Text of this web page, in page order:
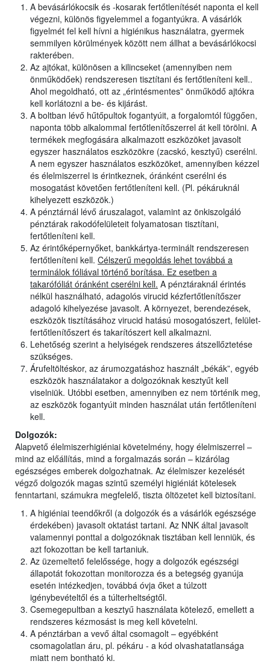
A bevásárlókocsik és -kosarak fertőtlenítését naponta el kell
végezni, különös figyelemmel a fogantyúkra. A vásárlók
figyelmét fel kell hívni a higiénikus használatra, gyermek
semmilyen körülmények között nem állhat a bevásárlókocsi
rakterében.
Az ajtókat, különösen a kilincseket (amennyiben nem
önműködőek) rendszeresen tisztítani és fertőtleníteni kell..
Ahol megoldható, ott az „érintésmentes” önműködő ajtókra
kell korlátozni a be- és kijárást.
A boltban lévő hűtőpultok fogantyúit, a forgalomtól függően,
naponta több alkalommal fertőtlenítőszerrel át kell törölni. A
termékek megfogására alkalmazott eszközöket javasolt
egyszer használatos eszközökre (zacskó, kesztyű) cserélni.
A nem egyszer használatos eszközöket, amennyiben kézzel
és élelmiszerrel is érintkeznek, óránként cserélni és
mosogatást követően fertőtleníteni kell. (Pl. pékáruknál
kihelyezett eszközök.)
A pénztárnál lévő áruszalagot, valamint az önkiszolgáló
pénztárak rakodófelületeit folyamatosan tisztítani,
fertőtleníteni kell.
Az érintőképernyőket, bankkártya-terminált rendszeresen
fertőtleníteni kell. Célszerű megoldás lehet továbbá a
terminálok fóliával történő borítása. Ez esetben a
takarófóliát óránként cserélni kell. A pénztáraknál érintés
nélkül használható, adagolós virucid kézfertőtlenítőszer
adagoló kihelyezése javasolt. A környezet, berendezések,
eszközök tisztításához virucid hatású mosogatószert, felület-
fertőtlenítőszert és takarítószert kell alkalmazni.
Lehetőség szerint a helyiségek rendszeres átszellőztetése
szükséges.
Árufeltöltéskor, az árumozgatáshoz használt „békák”, egyéb
eszközök használatakor a dolgozóknak kesztyűt kell
viselniük. Utóbbi esetben, amennyiben ez nem történik meg,
az eszközök fogantyúit minden használat után fertőtleníteni
kell.
Dolgozók:
Alapvető élelmiszerhigiéniai követelmény, hogy élelmiszerrel –
mind az előállítás, mind a forgalmazás során – kizárólag
egészséges emberek dolgozhatnak. Az élelmiszer kezelését
végző dolgozók magas szintű személyi higiéniát kötelesek
fenntartani, számukra megfelelő, tiszta öltözetet kell biztosítani.
A higiéniai teendőkről (a dolgozók és a vásárlók egészsége
érdekében) javasolt oktatást tartani. Az NNK által javasolt
valamennyi ponttal a dolgozóknak tisztában kell lenniük, és
azt fokozottan be kell tartaniuk.
Az üzemeltető felelőssége, hogy a dolgozók egészségi
állapotát fokozottan monitorozza és a betegség gyanúja
esetén intézkedjen, továbbá óvja őket a túlzott
igénybevételtől és a túlterheltségtől.
Csemegepultban a kesztyű használata kötelező, emellett a
rendszeres kézmosást is meg kell követelni.
A pénztárban a vevő által csomagolt – egyébként
csomagolatlan áru, pl. pékáru - a kód olvashatatlansága
miatt nem bontható ki.